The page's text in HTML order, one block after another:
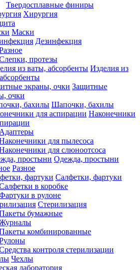
Твердосплавные финиры
Хирургия
Маски
Дезинфекция
протезы
Изделия из
Защитные
очки
Шапочки, бахилы
Наконечники
Адаптеры
для пылесоса
для слюноотсоса
Одежда, простыни
Разное
Салфетки, фартуки
в коробке
в рулоне
Стерилизация
бумажные
комбинированные
контроля стерилизации
Чехлы
лаборатория